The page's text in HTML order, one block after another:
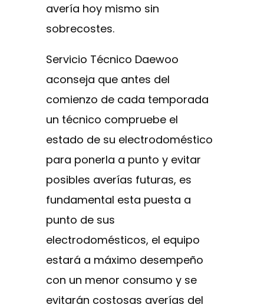
avería hoy mismo sin
sobrecostes.
Servicio Técnico Daewoo
aconseja que antes del
comienzo de cada temporada
un técnico compruebe el
estado de su electrodoméstico
para ponerla a punto y evitar
posibles averías futuras, es
fundamental esta puesta a
punto de sus
electrodomésticos, el equipo
estará a máximo desempeño
con un menor consumo y se
evitarán costosas averías del